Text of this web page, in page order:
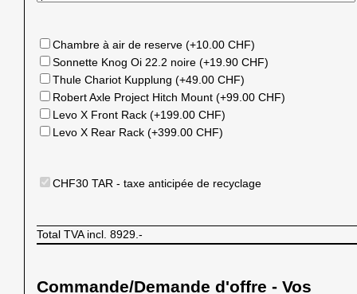
Chambre à air de reserve (+10.00 CHF)
Sonnette Knog Oi 22.2 noire (+19.90 CHF)
Thule Chariot Kupplung (+49.00 CHF)
Robert Axle Project Hitch Mount (+99.00 CHF)
Levo X Front Rack (+199.00 CHF)
Levo X Rear Rack (+399.00 CHF)
CHF30 TAR - taxe anticipée de recyclage
Total TVA incl. 8929.-
Commande/Demande d'offre - Vos